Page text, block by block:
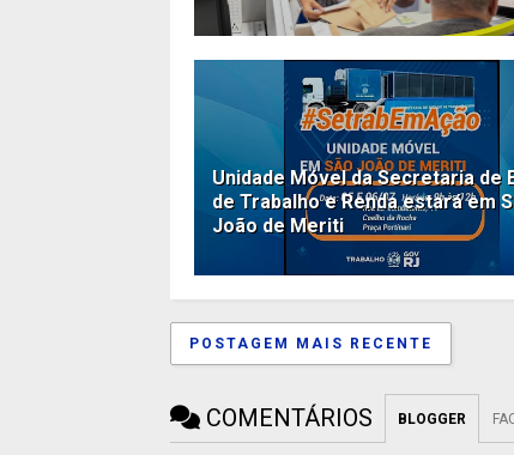
Unidade Móvel da Secretaria de
de Trabalho e Renda estará em
João de Meriti
POSTAGEM MAIS RECENTE
COMENTÁRIOS BLOGGER